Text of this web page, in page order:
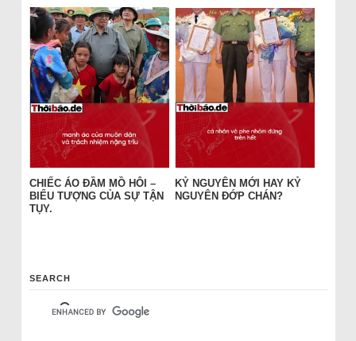
CHIẾC ÁO ĐẦM MỒ HÔI –
BIỂU TƯỢNG CỦA SỰ TẬN
TỤY.
KỶ NGUYÊN MỚI HAY KỶ
NGUYÊN ĐỚP CHÁN?
SEARCH